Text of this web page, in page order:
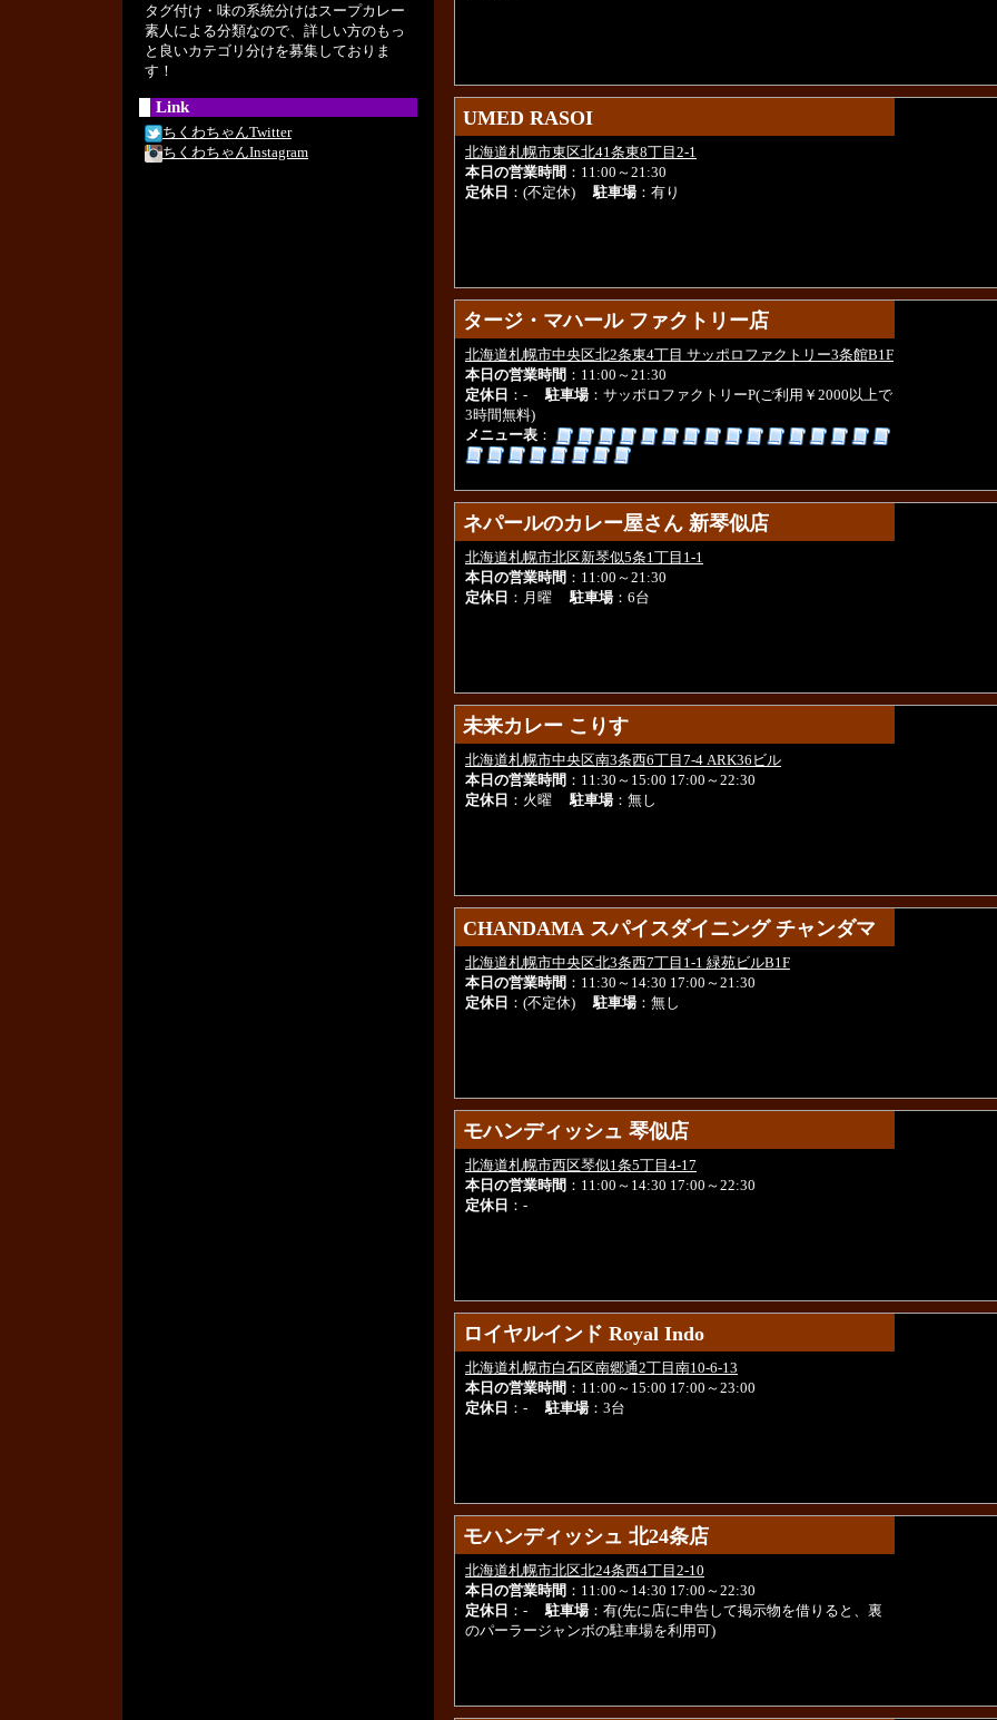
タグ付け・味の系統分けはスープカレー
素人による分類なので、詳しい方のもっ
と良いカテゴリ分けを募集しておりま
す！
Link
ちくわちゃんTwitter
ちくわちゃんInstagram
UMED RASOI
UMED RASOI
北海道札幌市東区北41条東8丁目2-1
本日の営業時間 ：11:00～21:30
定休日
：(不定休)駐車場：有り
タージ・マハール ファクトリー店
タージ・マハール ファクトリー店
北海道札幌市中央区北2条東4丁目 サッポロファクトリー3条館B1F
本日の営業時間 ：11:00～21:30
定休日
：-駐車場：サッポロファクトリーP(ご利用￥2000以上で
3時間無料)
メニュー表 ：
ネパールのカレー屋さん 新琴似店
ネパールのカレー屋さん 新琴似店
北海道札幌市北区新琴似5条1丁目1-1
本日の営業時間 ：11:00～21:30
定休日
：月曜駐車場：6台
未来カレー こりす
未来カレー こりす
北海道札幌市中央区南3条西6丁目7-4 ARK36ビル
本日の営業時間 ：11:30～15:00 17:00～22:30
定休日
：火曜駐車場：無し
CHANDAMA スパイスダイニング チャンダマ
CHANDAMA スパイスダイニング チャンダマ
北海道札幌市中央区北3条西7丁目1-1 緑苑ビルB1F
本日の営業時間 ：11:30～14:30 17:00～21:30
定休日
：(不定休)駐車場：無し
モハンディッシュ 琴似店
モハンディッシュ 琴似店
北海道札幌市西区琴似1条5丁目4-17
本日の営業時間 ：11:00～14:30 17:00～22:30
定休日 ：-
ロイヤルインド Royal Indo
ロイヤルインド Royal Indo
北海道札幌市白石区南郷通2丁目南10-6-13
本日の営業時間 ：11:00～15:00 17:00～23:00
定休日
：-駐車場：3台
モハンディッシュ 北24条店
モハンディッシュ 北24条店
北海道札幌市北区北24条西4丁目2-10
本日の営業時間 ：11:00～14:30 17:00～22:30
定休日
：-駐車場：有(先に店に申告して掲示物を借りると、裏
のパーラージャンボの駐車場を利用可)